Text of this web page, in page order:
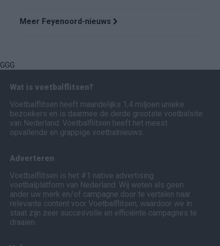
Meer Feyenoord-nieuws
GGG
Wat is voetbalflitsen?
Voetbalflitsen heeft maandelijks 1,4 miljoen unieke
bezoekers en is daarmee de derde grootste voetbalsite
van Nederland. Voetbalflitsen heeft het meest
opvallende en grappige voetbalnieuws.
Adverteren
Voetbalflitsen is het #1 native advertising
voetbalplatform van Nederland. Wij weten als geen
ander uw merk en/of campagne door te vertalen naar
relevante content voor Voetbalflitsen, waardoor we in
staat zijn zeer succesvolle en efficiënte campagnes te
draaien.